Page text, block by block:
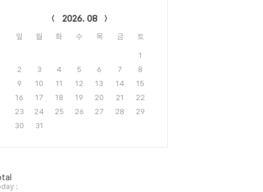
2026. 08
일 월 화 수 목 금 토
1
2
3 4 5 6 7
8
9
10 11 12 13 14
15
16
17 18 19 20 21
22
23
24 25 26 27 28
29
30
31
: